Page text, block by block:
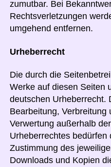
zumutbar. Bei
Rechtsverletzungen
umgehend entfernen.
Urheberrecht
Die durch die
Werke auf diesen Seiten
deutschen Urheberrecht.
Bearbeitung, Verbreitung
Verwertung außerhalb
Urheberrechtes bedürfen
Zustimmung des
Downloads und Kopien